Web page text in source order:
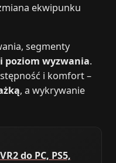
ekwipunku
segmenty
poziom wyzwania.
i komfort –
, a wykrywanie
do PC, PS5,